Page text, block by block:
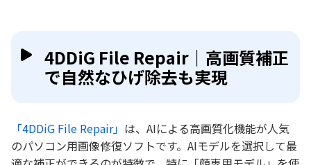
4DDiG File Repair｜高画質補正
で自然なひげ除去も実現
「4DDiG File Repair」 は、AIによる高画質化機能が人気
のパソコン用画像修復ソフトです。AIモデルを選択して最